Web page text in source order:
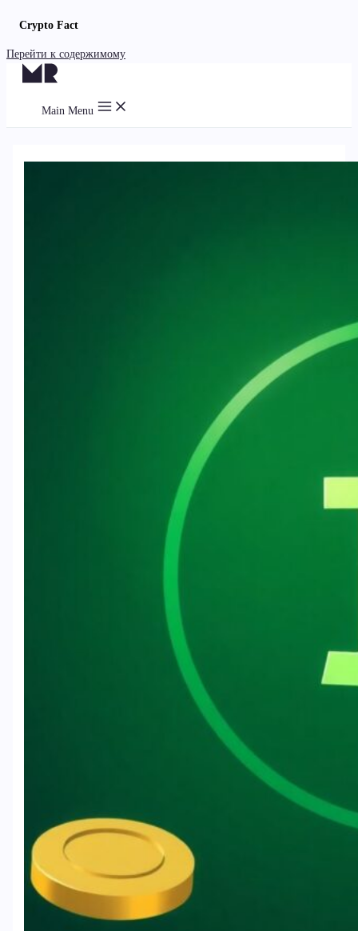
Crypto Fact
Перейти к содержимому
Main Menu